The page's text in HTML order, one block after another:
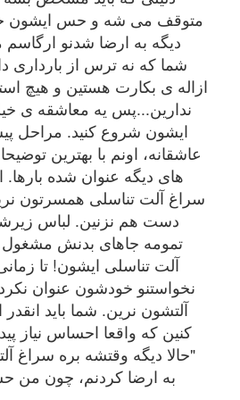
متوقف می شه و حس ایشون
دیگه به ارضا شدنو
شما که نه ترس از بارداری
ازاله ی بکارت هستین و هیچ
ندارین...پس یه معاشقه ی
ایشون شروع کنید. مراحل
عاشقانه، اونم با بهترین
های دیگه عنوان شده بارها.
سراغ آلت تناسلی همسرتون
دست هم نزنین. لباس
تمومه جاهای بدنش مشغول
آلت تناسلی ایشون! تا
نخواستنو خودشون عنوان
آلتشون نرین. شما باید
کنین که واقعا احساس نیاز
"حالا دیگه وقتشه بره سراغ
به ارضا کردنم، چون من